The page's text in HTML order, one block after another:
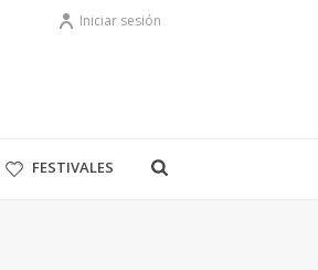
Iniciar sesión
FESTIVALES